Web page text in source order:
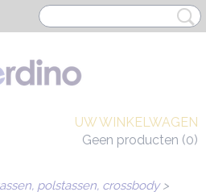
UW WINKELWAGEN
Geen producten (0)
polstassen, crossbody>